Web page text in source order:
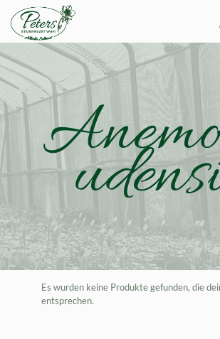
Es wurden keine Produkte gefunden, die
entsprechen.